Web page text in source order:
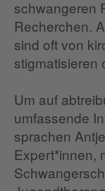
schwangeren
Recherchen.
sind oft von
stigmatisieren
Um auf
umfassende
sprachen
Expert*innen,